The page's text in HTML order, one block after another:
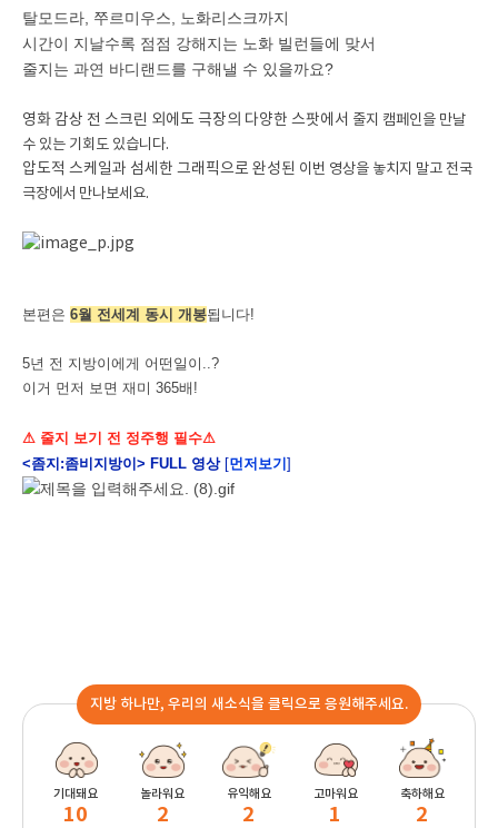
탈모드라, 쭈르미우스, 노화리스크까지
시간이 지날수록 점점 강해지는 노화 빌런들에 맞서
줄지는 과연 바디랜드를 구해낼 수 있을까요?
영화 감상 전 스크린 외에도 극장의 다양한 스팟에서 줄지 캠페인을 만날
수 있는 기회도 있습니다.
압도적 스케일과 섬세한 그래픽으로 완성된 이번 영상을 놓치지 말고 전국
극장에서 만나보세요.
본편은 6월 전세계 동시 개봉됩니다!
5년 전 지방이에게 어떤일이..?
이거 먼저 보면 재미 365배!
⚠ 줄지 보기 전 정주행 필수⚠
<좀지:좀비지방이> FULL 영상[먼저보기 ]
지방 하나만, 우리의 새소식을 클릭으로 응원해주세요.
기대돼요
10
놀라워요
2
유익해요
2
고마워요
1
축하해요
2